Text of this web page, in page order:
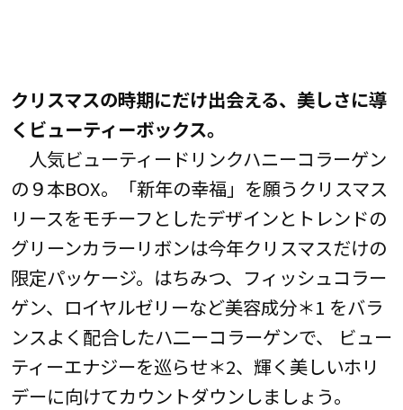
クリスマスの時期にだけ出会える、美しさに導
くビューティーボックス。
人気ビューティードリンクハニーコラーゲン
の９本BOX。「新年の幸福」を願うクリスマス
リースをモチーフとしたデザインとトレンドの
グリーンカラーリボンは今年クリスマスだけの
限定パッケージ。はちみつ、フィッシュコラー
ゲン、ロイヤルゼリーなど美容成分＊1 をバラ
ンスよく配合したハ二ーコラーゲンで、 ビュー
ティーエナジーを巡らせ＊2、輝く美しいホリ
デーに向けてカウントダウンしましょう。